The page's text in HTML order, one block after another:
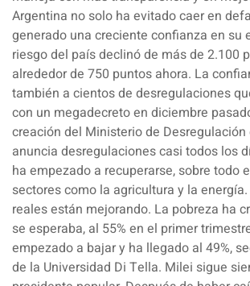
Argentina no solo ha evitado caer en
generado una creciente confianza en su
riesgo del país declinó de más de 2.100
alrededor de 750 puntos ahora. La
también a cientos de desregulaciones
con un megadecreto en diciembre
creación del Ministerio de Desregulación
anuncia desregulaciones casi todos los
ha empezado a recuperarse, sobre todo
sectores como la agricultura y la
reales están mejorando. La pobreza ha
se esperaba, al 55% en el primer
empezado a bajar y ha llegado al 49%,
de la Universidad Di Tella. Milei sigue